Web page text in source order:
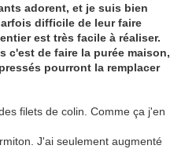
adorent, et je suis bien
difficile de leur faire
est très facile à réaliser.
c'est de faire la purée maison,
pourront la remplacer
filets de colin. Comme ça j'en
J'ai seulement augmenté